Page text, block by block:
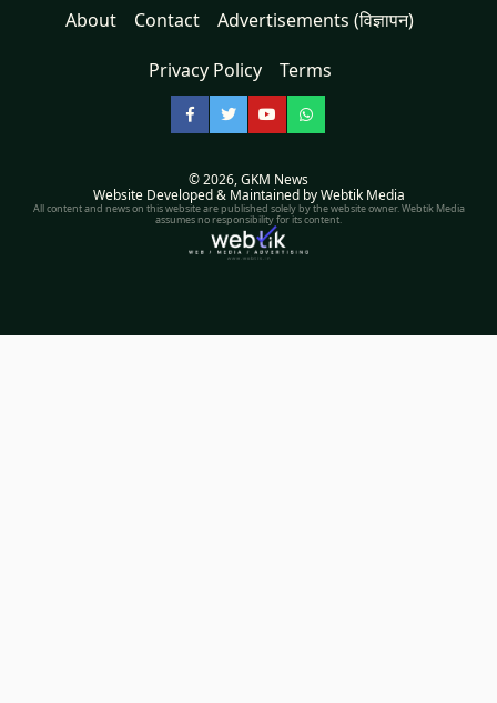
About Contact Advertisements (विज्ञापन)
Privacy Policy Terms
Facebook
TwitterYouTubeWhatsApp
© 2026,GKM News
Website Developed & Maintained by Webtik Media
All content and news on this website are published solely by the website owner. Webtik Media
assumes no responsibility for its content.